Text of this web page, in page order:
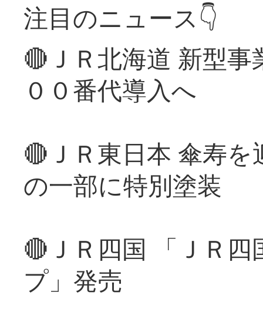
注目のニュース👇
🔴ＪＲ北海道 新型
００番代導入へ
🔴ＪＲ東日本 傘寿
の一部に特別塗装
🔴ＪＲ四国 「ＪＲ
プ」発売